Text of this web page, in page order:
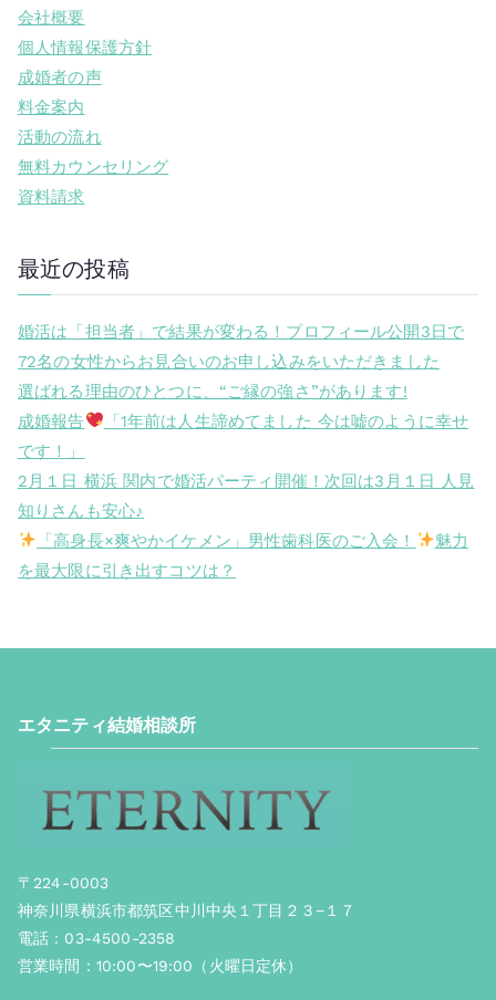
会社概要
個人情報保護方針
成婚者の声
料金案内
活動の流れ
無料カウンセリング
資料請求
最近の投稿
婚活は「担当者」で結果が変わる！プロフィール公開3日で
72名の女性からお見合いのお申し込みをいただきました
選ばれる理由のひとつに、“ご縁の強さ”があります!
成婚報告
「1年前は人生諦めてました 今は嘘のように幸せ
です！」
2月１日 横浜 関内で婚活パーティ開催！次回は3月１日 人見
知りさんも安心♪
「高身長×爽やかイケメン」男性歯科医のご入会！
魅力
を最大限に引き出すコツは？
エタニティ結婚相談所
〒224-0003
神奈川県横浜市都筑区中川中央１丁目２３−１７
電話：03-4500-2358
営業時間：10:00〜19:00（火曜日定休）